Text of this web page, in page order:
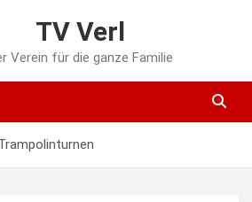
TV Verl
Verein für die ganze Familie